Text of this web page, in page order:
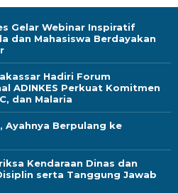
Gelar Webinar Inspiratif
dan Mahasiswa Berdayakan
Hadiri Forum
ADINKES Perkuat Komitmen
dan Malaria
Ayahnya Berpulang ke
Kendaraan Dinas dan
serta Tanggung Jawab